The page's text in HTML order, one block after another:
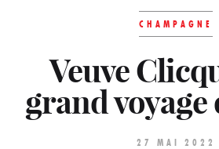
CHAMPAGNE
Veuve
grand voyage
27 MAI 2022